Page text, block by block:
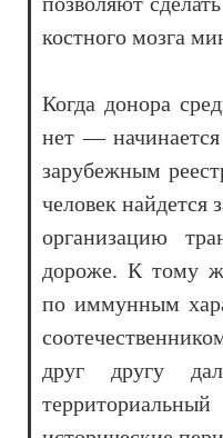
костного мозга
Когда донора
нет —
зарубежным
человек найдется
организацию
дороже. К тому
по иммунным
друг другу